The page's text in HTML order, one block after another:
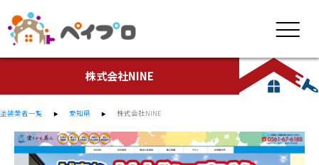
株式会社NINE
塗装業者一覧 愛知県 株式会社NINE